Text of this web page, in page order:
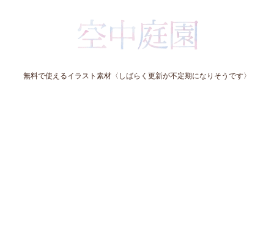
無料で使えるイラスト素材〈しばらく更新が不定期になりそうです〉